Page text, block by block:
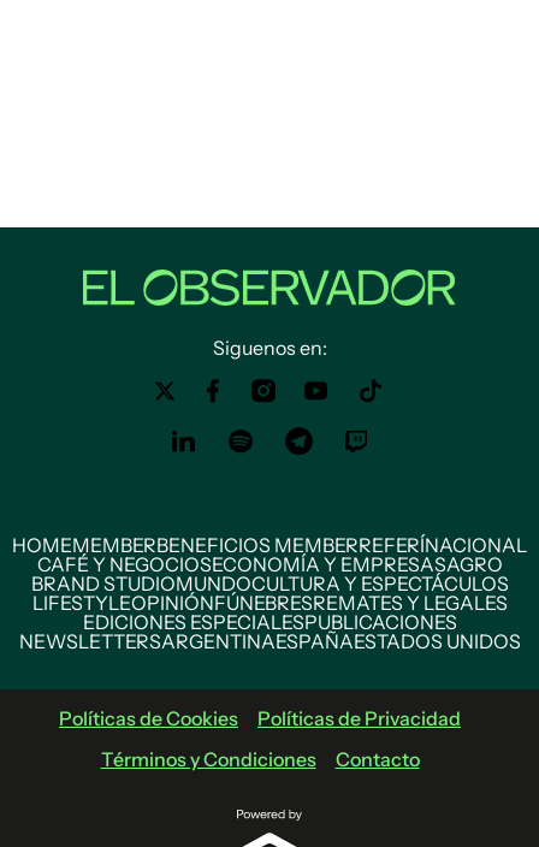
Siguenos en:
HOMEMEMBERBENEFICIOS MEMBERREFERÍNACIONAL
CAFÉ Y NEGOCIOSECONOMÍA Y EMPRESASAGRO
BRAND STUDIOMUNDOCULTURA Y ESPECTÁCULOS
LIFESTYLEOPINIÓNFÚNEBRESREMATES Y LEGALES
EDICIONES ESPECIALESPUBLICACIONES
NEWSLETTERSARGENTINAESPAÑAESTADOS UNIDOS
Políticas de Cookies
Políticas de Privacidad
Términos y Condiciones
Contacto